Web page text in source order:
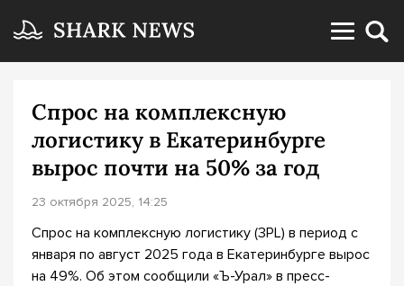
Спрос на комплексную
логистику в Екатеринбурге
вырос почти на 50% за год
23 октября 2025, 14:25
Спрос на комплексную логистику (3PL) в период с
января по август 2025 года в Екатеринбурге вырос
на 49%. Об этом сообщили «Ъ-Урал» в пресс-